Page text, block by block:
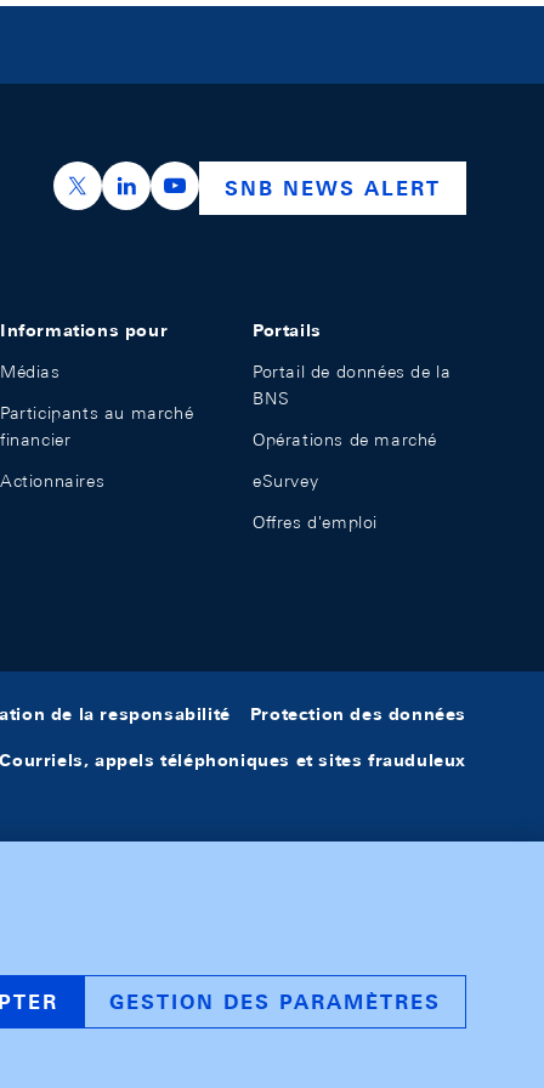
https://x.com/snb_bns
https://ch.linkedin.com/company/swiss-
https://www.youtube.com/
SNB NEWS ALERT
Informations pour
Médias
Participants au marché
financier
Actionnaires
Portails
Portail de données de la
BNS
Opérations de marché
eSurvey
Offres d'emploi
de la responsabilité Protection des données
Courriels, appels téléphoniques et sites frauduleux
GESTION DES PARAMÈTRES